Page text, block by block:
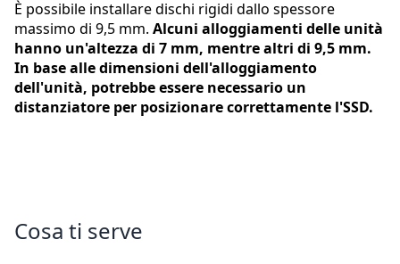
È possibile installare dischi rigidi dallo spessore
massimo di 9,5 mm. Alcuni alloggiamenti delle unità
hanno un'altezza di 7 mm, mentre altri di 9,5 mm.
In base alle dimensioni dell'alloggiamento
dell'unità, potrebbe essere necessario un
distanziatore per posizionare correttamente l'SSD.
Cosa ti serve